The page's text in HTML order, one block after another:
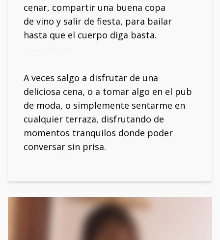
cenar, compartir una buena copa
de vino y salir de fiesta, para bailar
hasta que el cuerpo diga basta.
A veces salgo a disfrutar de una
deliciosa cena, o a tomar algo en el pub
de moda, o simplemente sentarme en
cualquier terraza, disfrutando de
momentos tranquilos donde poder
conversar sin prisa.